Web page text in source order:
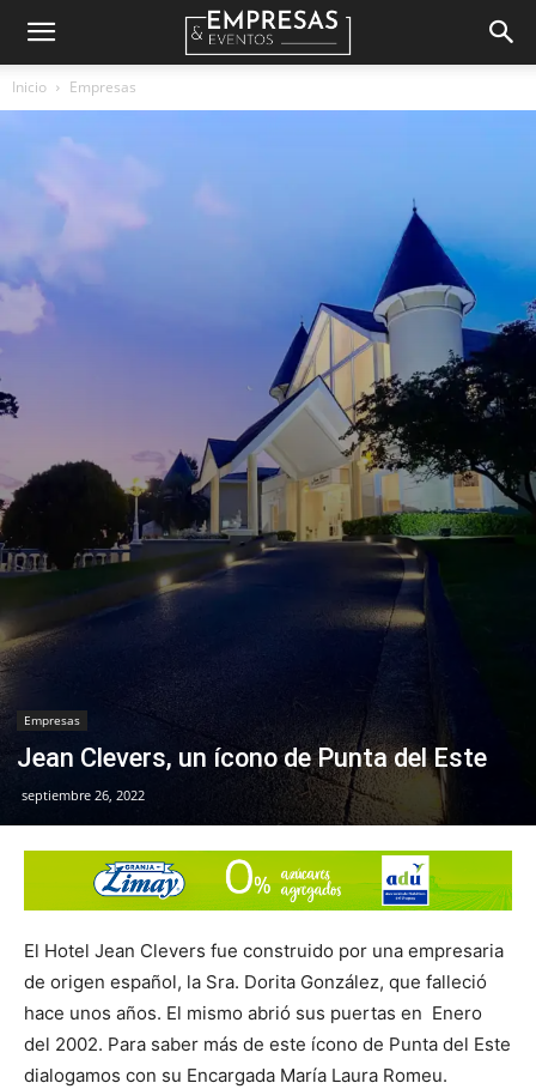
Empresas
Inicio Empresas
Empresas
Jean Clevers, un ícono de Punta del Este
septiembre 26, 2022
El Hotel Jean Clevers fue construido por una empresaria
de origen español, la Sra. Dorita González, que falleció
hace unos años. El mismo abrió sus puertas en Enero
del 2002. Para saber más de este ícono de Punta del Este
dialogamos con su Encargada María Laura Romeu.